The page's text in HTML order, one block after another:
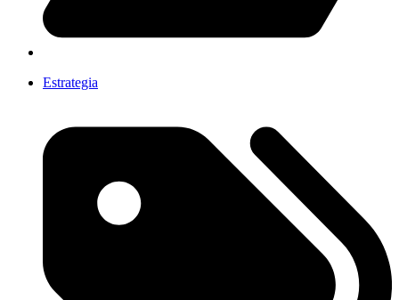
Estrategia